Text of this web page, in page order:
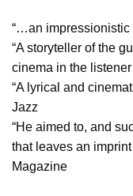
“…an
“A storyteller of the
cinema in the
“A lyrical and
Jazz
“He aimed to, and
that leaves an
Magazine